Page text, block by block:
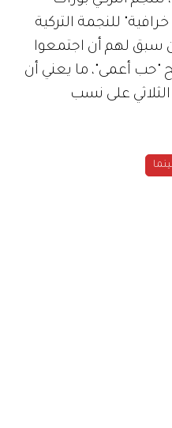
للنجمة التركية
سبق لهم أن اجتمعوا
"حب أعمى"، ما يعني أن
على نسب